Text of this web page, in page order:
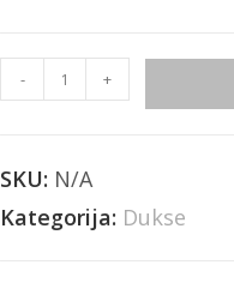
- +
SKU: N/A
Kategorija: Dukse